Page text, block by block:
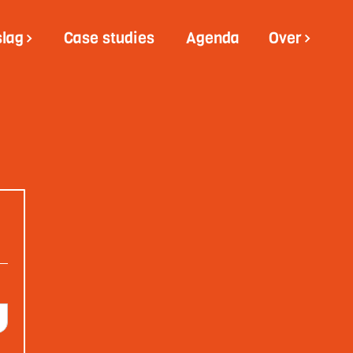
Case studies Agenda Over